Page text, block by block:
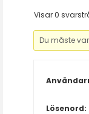
Visar 0
Du måste
Lösenord: